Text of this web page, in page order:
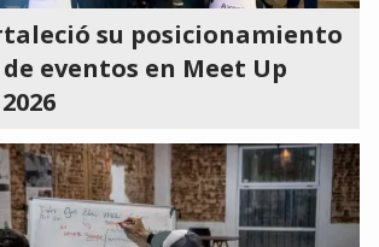
su posicionamiento
eventos en Meet Up